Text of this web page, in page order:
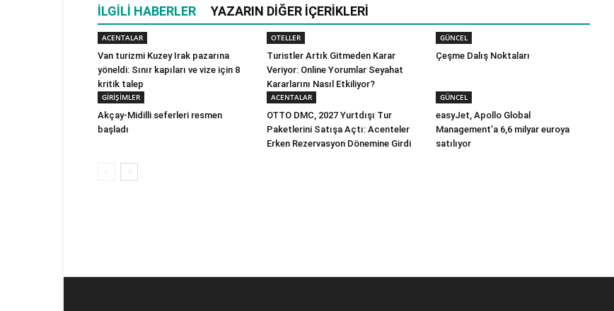
İLGILI HABERLER YAZARIN DIĞER İÇERIKLERI
ACENTALAR
Van turizmi Kuzey Irak pazarına
yöneldi: Sınır kapıları ve vize için 8
kritik talep
OTELLER
Turistler Artık Gitmeden Karar
Veriyor: Online Yorumlar Seyahat
Kararlarını Nasıl Etkiliyor?
GÜNCEL
Çeşme Dalış Noktaları
GİRİŞİMLER
Akçay-Midilli seferleri resmen
başladı
ACENTALAR
OTTO DMC, 2027 Yurtdışı Tur
Paketlerini Satışa Açtı: Acenteler
Erken Rezervasyon Dönemine Girdi
GÜNCEL
easyJet, Apollo Global
Management’a 6,6 milyar euroya
satılıyor